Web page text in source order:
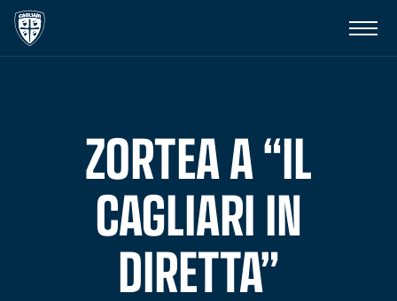
ZORTEA A “IL
CAGLIARI IN
DIRETTA”